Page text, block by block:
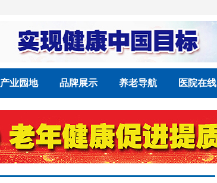
产业园地 品牌展示 养老导航 医院在线